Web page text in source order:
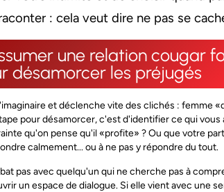
: cela veut dire ne pas se
une relation cougar
désamorcer les préjugés
et déclenche vite des clichés : femme
pour désamorcer, c'est d'identifier ce qui
qu'on pense qu'il «profite» ? Ou que votre
calmement... ou à ne pas y répondre du tout.
pas avec quelqu'un qui ne cherche pas à
un espace de dialogue. Si elle vient avec une